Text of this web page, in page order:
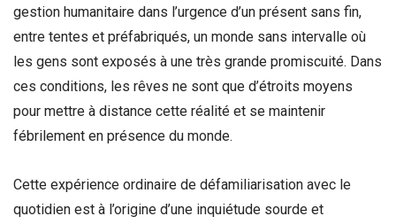
gestion humanitaire dans l’urgence d’un présent sans fin,
entre tentes et préfabriqués, un monde sans intervalle où
les gens sont exposés à une très grande promiscuité. Dans
ces conditions, les rêves ne sont que d’étroits moyens
pour mettre à distance cette réalité et se maintenir
fébrilement en présence du monde.
Cette expérience ordinaire de défamiliarisation avec le
quotidien est à l’origine d’une inquiétude sourde et